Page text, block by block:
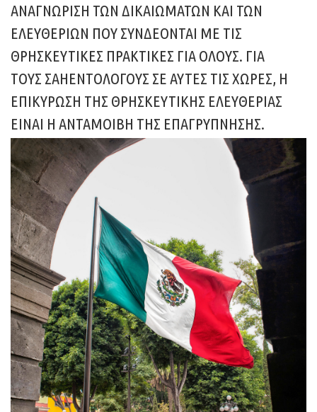
ΑΝΑΓΝΏΡΙΣΗ ΤΩΝ ΔΙΚΑΙΩΜΆΤΩΝ ΚΑΙ ΤΩΝ
ΕΛΕΥΘΕΡΙΏΝ ΠΟΥ ΣΥΝΔΈΟΝΤΑΙ ΜΕ ΤΙΣ
ΘΡΗΣΚΕΥΤΙΚΈΣ ΠΡΑΚΤΙΚΈΣ ΓΙΑ ΌΛΟΥΣ. ΓΙΑ
ΤΟΥΣ ΣΑΗΕΝΤΟΛΌΓΟΥΣ ΣΕ ΑΥΤΈΣ ΤΙΣ ΧΏΡΕΣ, Η
ΕΠΙΚΎΡΩΣΗ ΤΗΣ ΘΡΗΣΚΕΥΤΙΚΉΣ ΕΛΕΥΘΕΡΊΑΣ
ΕΊΝΑΙ Η ΑΝΤΑΜΟΙΒΉ ΤΗΣ ΕΠΑΓΡΎΠΝΗΣΗΣ.